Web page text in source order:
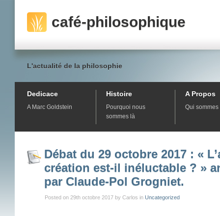
café-philosophique
L'actualité de la philosophie
Dedicace
A Marc Goldstein
Histoire
Pourquoi nous
sommes là
A Propos
Qui sommes
Débat du 29 octobre 2017 : «
création est-il inéluctable ? »
par Claude-Pol Grogniet.
Posted on 29th octobre 2017 by Carlos in Uncategorized